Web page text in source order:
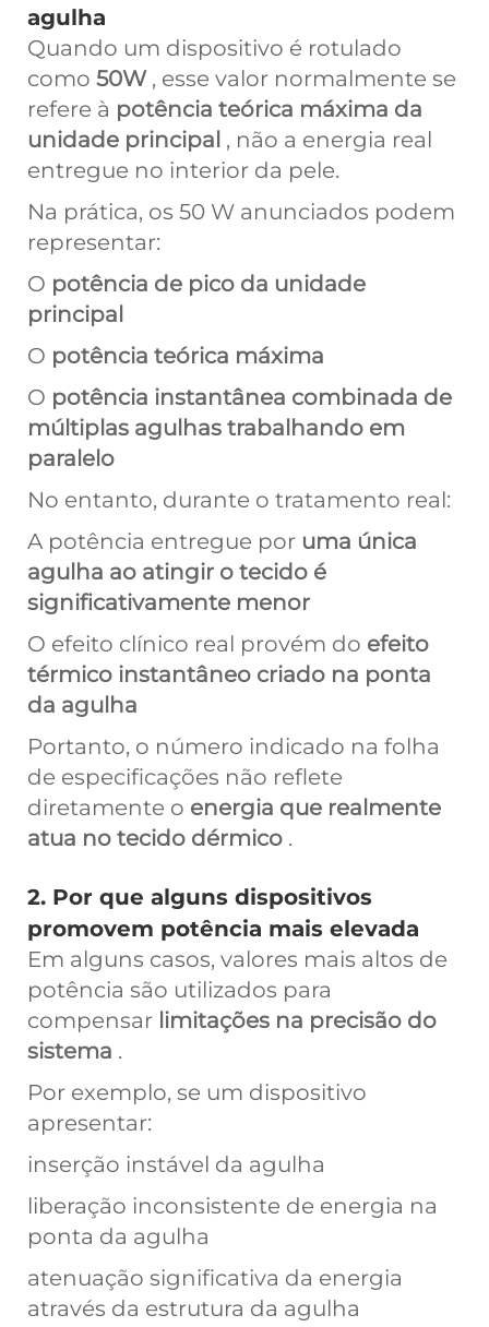
agulha
Quando um dispositivo é rotulado
como 50W , esse valor normalmente se
refere à potência teórica máxima da
unidade principal , não a energia real
entregue no interior da pele.
Na prática, os 50 W anunciados podem
representar:
O potência de pico da unidade
principal
O potência teórica máxima
O potência instantânea combinada de
múltiplas agulhas trabalhando em
paralelo
No entanto, durante o tratamento real:
A potência entregue por uma única
agulha ao atingir o tecido é
significativamente menor
O efeito clínico real provém do efeito
térmico instantâneo criado na ponta
da agulha
Portanto, o número indicado na folha
de especificações não reflete
diretamente o energia que realmente
atua no tecido dérmico .
2. Por que alguns dispositivos
promovem potência mais elevada
Em alguns casos, valores mais altos de
potência são utilizados para
compensar limitações na precisão do
sistema .
Por exemplo, se um dispositivo
apresentar:
inserção instável da agulha
liberação inconsistente de energia na
ponta da agulha
atenuação significativa da energia
através da estrutura da agulha